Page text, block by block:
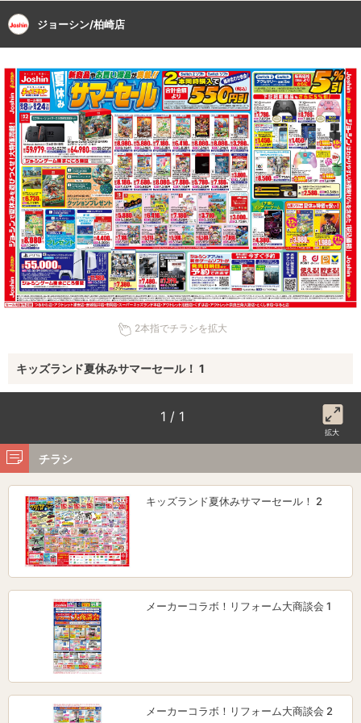
ジョーシン/柏崎店
2本指でチラシを拡大
キッズランド夏休みサマーセール！ 1
1 / 1
拡大
チラシ
キッズランド夏休みサマーセール！ 2
メーカーコラボ！リフォーム大商談会 1
メーカーコラボ！リフォーム大商談会 2